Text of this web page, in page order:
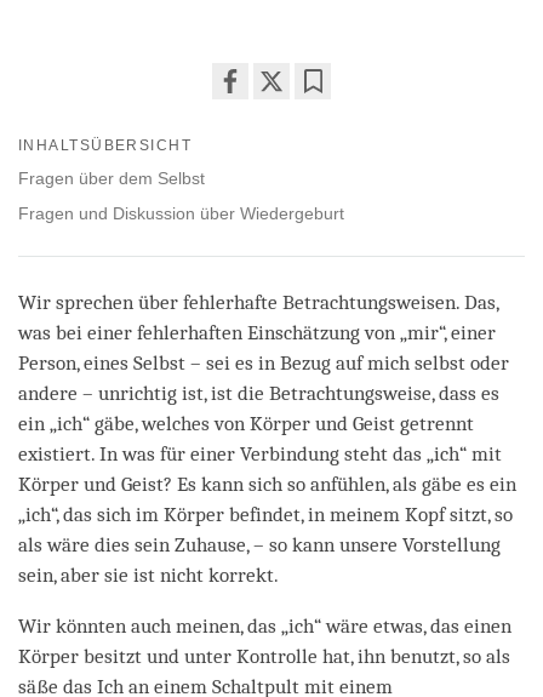
INHALTSÜBERSICHT
Fragen über dem Selbst
Fragen und Diskussion über Wiedergeburt
Wir sprechen über fehlerhafte Betrachtungsweisen. Das,
was bei einer fehlerhaften Einschätzung von „mir“, einer
Person, eines Selbst – sei es in Bezug auf mich selbst oder
andere – unrichtig ist, ist die Betrachtungsweise, dass es
ein „ich“ gäbe, welches von Körper und Geist getrennt
existiert. In was für einer Verbindung steht das „ich“ mit
Körper und Geist? Es kann sich so anfühlen, als gäbe es ein
„ich“, das sich im Körper befindet, in meinem Kopf sitzt, so
als wäre dies sein Zuhause, – so kann unsere Vorstellung
sein, aber sie ist nicht korrekt.
Wir könnten auch meinen, das „ich“ wäre etwas, das einen
Körper besitzt und unter Kontrolle hat, ihn benutzt, so als
säße das Ich an einem Schaltpult mit einem